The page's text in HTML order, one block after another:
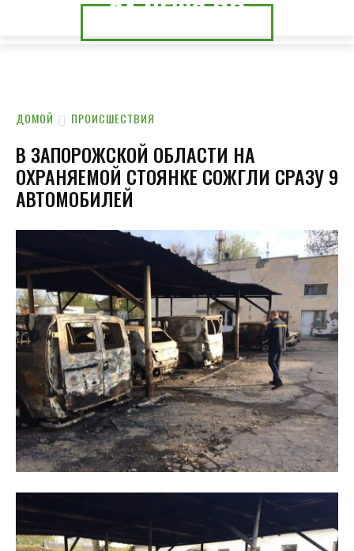
24.NEWS.CK
24.NEWS.DP
ДОМОЙ ПРОИСШЕСТВИЯ
В ЗАПОРОЖСКОЙ ОБЛАСТИ НА
ОХРАНЯЕМОЙ СТОЯНКЕ СОЖГЛИ СРАЗУ 9
АВТОМОБИЛЕЙ